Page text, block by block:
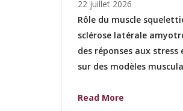
22 juillet 2026
Rôle du muscle
sclérose latérale
des réponses aux
sur des modèles
Read More